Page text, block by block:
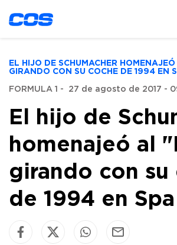
EL HIJO DE SCHUMACHER
GIRANDO CON SU COCHE DE 1994 EN
FORMULA 1 - 27 de agosto de 2017 -
El hijo de
homenajeó al
girando con su
de 1994 en Spa